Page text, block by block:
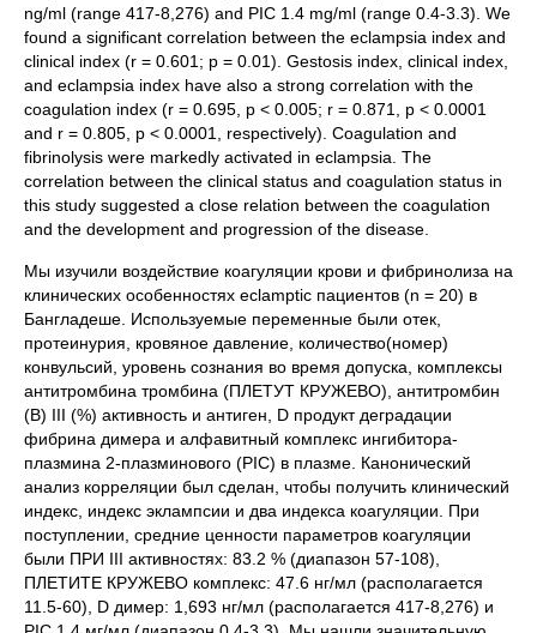
ng/ml (range 417-8,276) and PIC 1.4 mg/ml (range 0.4-3.3). We
found a significant correlation between the eclampsia index and
clinical index (r = 0.601; p = 0.01). Gestosis index, clinical index,
and eclampsia index have also a strong correlation with the
coagulation index (r = 0.695, p < 0.005; r = 0.871, p < 0.0001
and r = 0.805, p < 0.0001, respectively). Coagulation and
fibrinolysis were markedly activated in eclampsia. The
correlation between the clinical status and coagulation status in
this study suggested a close relation between the coagulation
and the development and progression of the disease.
Мы изучили воздействие коагуляции крови и фибринолиза на
клинических особенностях eclamptic пациентов (n = 20) в
Бангладеше. Используемые переменные были отек,
протеинурия, кровяное давление, количество(номер)
конвульсий, уровень сознания во время допуска, комплексы
антитромбина тромбина (ПЛЕТУТ КРУЖЕВО), антитромбин
(В) III (%) активность и антиген, D продукт деградации
фибрина димера и алфавитный комплекс ингибитора-
плазмина 2-плазминового (PIC) в плазме. Канонический
анализ корреляции был сделан, чтобы получить клинический
индекс, индекс эклампсии и два индекса коагуляции. При
поступлении, средние ценности параметров коагуляции
были ПРИ III активностях: 83.2 % (диапазон 57-108),
ПЛЕТИТЕ КРУЖЕВО комплекс: 47.6 нг/мл (располагается
11.5-60), D димер: 1,693 нг/мл (располагается 417-8,276) и